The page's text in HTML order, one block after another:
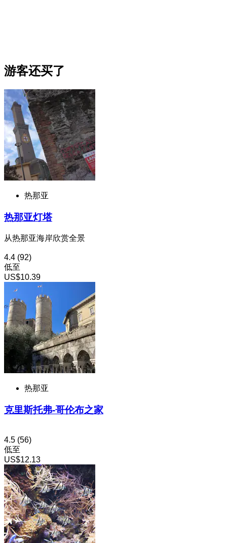
游客还买了
热那亚
热那亚灯塔
从热那亚海岸欣赏全景
4.4 (92)
低至
US$10.39
热那亚
克里斯托弗-哥伦布之家
4.5 (56)
低至
US$12.13